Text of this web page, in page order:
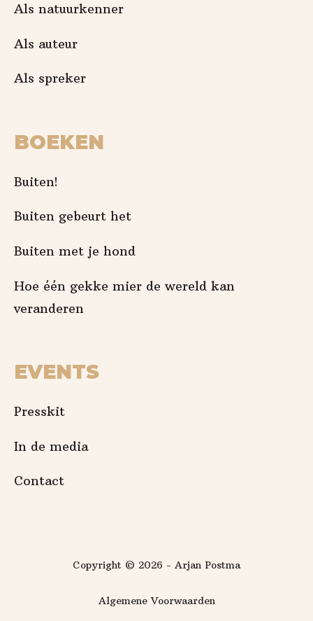
Als natuurkenner
Als auteur
Als spreker
BOEKEN
Buiten!
Buiten gebeurt het
Buiten met je hond
Hoe één gekke mier de wereld kan
veranderen
EVENTS
Presskit
In de media
Contact
Copyright © 2026 - Arjan Postma
Algemene Voorwaarden